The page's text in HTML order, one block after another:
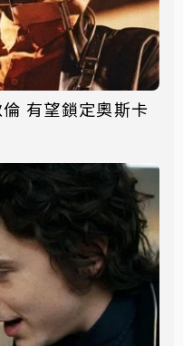
有望鎖定奧斯卡